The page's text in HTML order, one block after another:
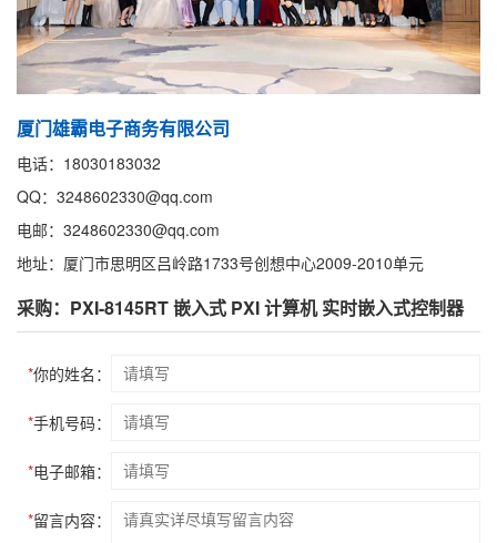
厦门雄霸电子商务有限公司
电话：18030183032
QQ：3248602330@qq.com
电邮：3248602330@qq.com
地址：厦门市思明区吕岭路1733号创想中心2009-2010单元
采购：PXI-8145RT 嵌入式 PXI 计算机 实时嵌入式控制器
*你的姓名：
*手机号码：
*电子邮箱：
*留言内容：